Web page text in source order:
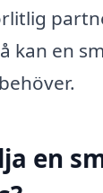
kan en
en